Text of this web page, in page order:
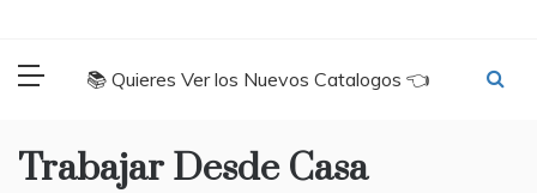
📚 Quieres Ver los Nuevos Catalogos 👈
Trabajar Desde Casa